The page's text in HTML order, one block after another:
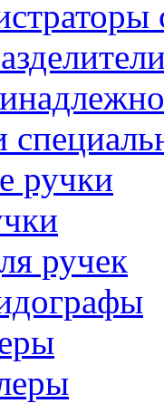
ручки
ручек